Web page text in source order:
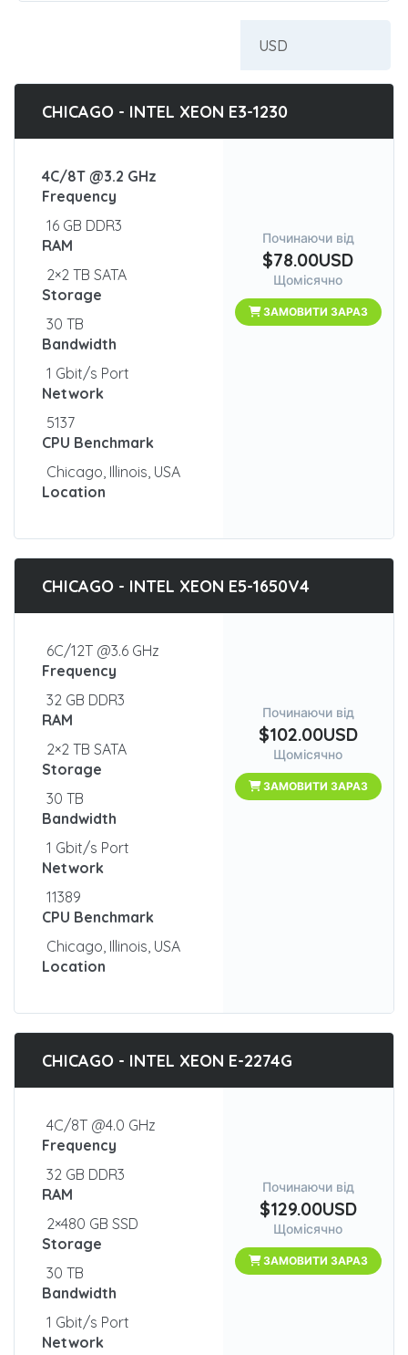
CHICAGO - INTEL XEON E3-1230
4C/8T @3.2 GHz
Frequency
16 GB DDR3
RAM
2×2 TB SATA
Storage
30 TB
Bandwidth
1 Gbit/s Port
Network
5137
CPU Benchmark
Chicago, Illinois, USA
Location
Починаючи від
$78.00USD
Щомісячно
ЗАМОВИТИ ЗАРАЗ
CHICAGO - INTEL XEON E5-1650V4
6C/12T @3.6 GHz
Frequency
32 GB DDR3
RAM
2×2 TB SATA
Storage
30 TB
Bandwidth
1 Gbit/s Port
Network
11389
CPU Benchmark
Chicago, Illinois, USA
Location
Починаючи від
$102.00USD
Щомісячно
ЗАМОВИТИ ЗАРАЗ
CHICAGO - INTEL XEON E-2274G
4C/8T @4.0 GHz
Frequency
32 GB DDR3
RAM
2×480 GB SSD
Storage
30 TB
Bandwidth
1 Gbit/s Port
Network
Починаючи від
$129.00USD
Щомісячно
ЗАМОВИТИ ЗАРАЗ